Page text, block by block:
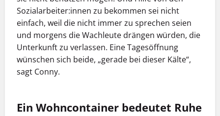
Sozialarbeiter:innen zu bekommen sei nicht
einfach, weil die nicht immer zu sprechen seien
und morgens die Wachleute drängen würden, die
Unterkunft zu verlassen. Eine Tagesöffnung
wünschen sich beide, „gerade bei dieser Kälte“,
sagt Conny.
Ein Wohncontainer bedeutet Ruhe